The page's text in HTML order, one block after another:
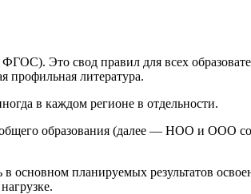
Это свод правил для всех
профильная литература.
в каждом регионе в отдельности.
образования (далее — НОО и ООО
основном планируемых результатов